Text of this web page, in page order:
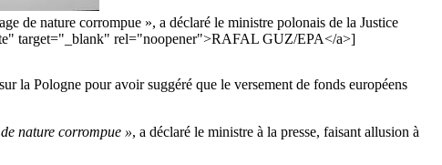
de nature corrompue », a déclaré le ministre polonais de la Justice
target="_blank" rel="noopener">RAFAL GUZ/EPA</a>]
sur la Pologne pour avoir suggéré que le versement de fonds européens
nature corrompue », a déclaré le ministre à la presse, faisant allusion à